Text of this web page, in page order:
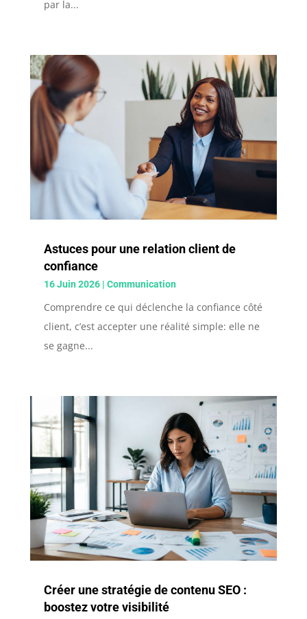
par la...
Astuces pour une relation client de
confiance
16 Juin 2026| Communication
Comprendre ce qui déclenche la confiance côté
client, c’est accepter une réalité simple: elle ne
se gagne...
Créer une stratégie de contenu SEO :
boostez votre visibilité